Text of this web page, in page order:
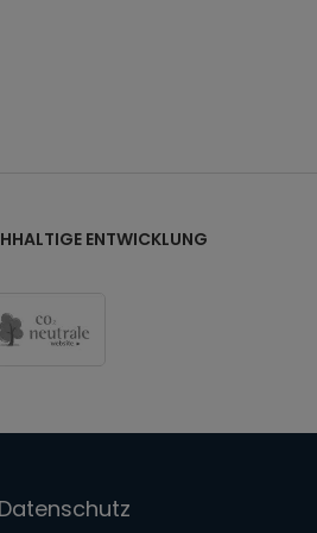
ENTWICKLUNG
Datenschutz